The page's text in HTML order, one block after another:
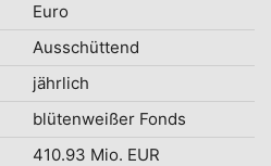
Euro
Ausschüttend
jährlich
blütenweißer Fonds
410.93 Mio. EUR